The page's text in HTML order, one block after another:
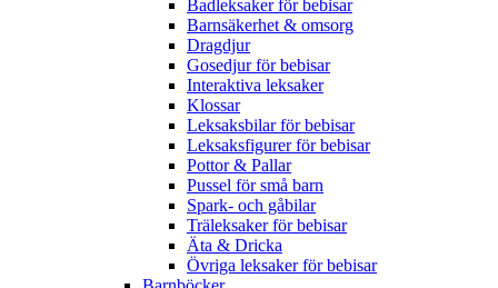
Badleksaker för bebisar
Barnsäkerhet & omsorg
Dragdjur
Gosedjur för bebisar
Interaktiva leksaker
Klossar
Leksaksbilar för bebisar
Leksaksfigurer för bebisar
Pottor & Pallar
Pussel för små barn
Spark- och gåbilar
Träleksaker för bebisar
Äta & Dricka
Övriga leksaker för bebisar